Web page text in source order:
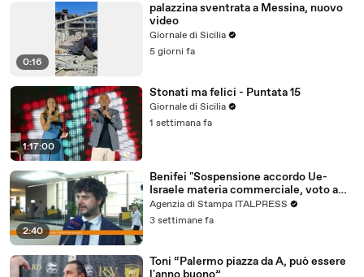
0:16
palazzina sventrata a Messina, nuovo
video
Giornale di Sicilia
5 giorni fa
1:17:00
Stonati ma felici - Puntata 15
Giornale di Sicilia
1 settimana fa
2:40
Benifei "Sospensione accordo Ue-
Israele materia commerciale, voto a
maggioranza"
Agenzia di Stampa ITALPRESS
3 settimane fa
Toni “Palermo piazza da A, può essere